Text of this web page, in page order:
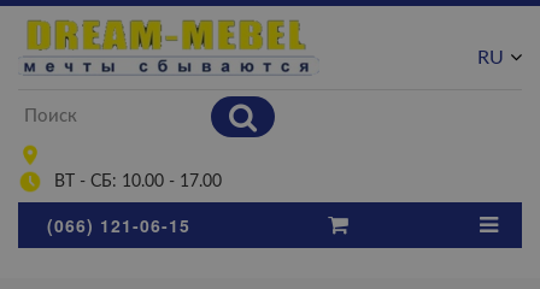
ВТ - СБ: 10.00 - 17.00
RU
(066) 121-06-15